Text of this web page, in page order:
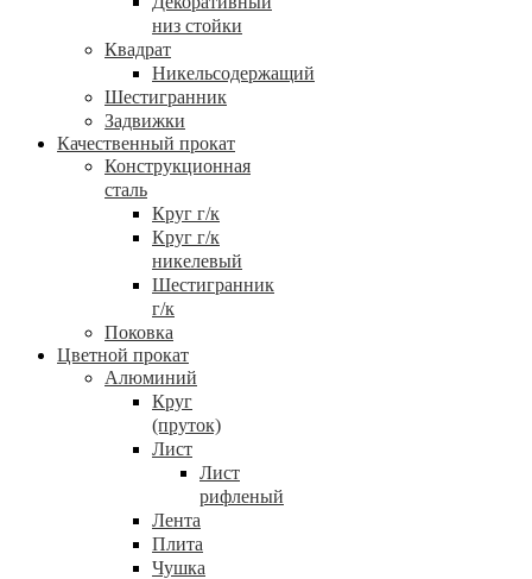
низ стойки
Квадрат
Никельсодержащий
Шестигранник
Задвижки
Качественный прокат
Конструкционная
сталь
Круг г/к
Круг г/к
никелевый
Шестигранник
г/к
Поковка
Цветной прокат
Алюминий
Круг
(пруток)
Лист
Лист
рифленый
Лента
Плита
Чушка